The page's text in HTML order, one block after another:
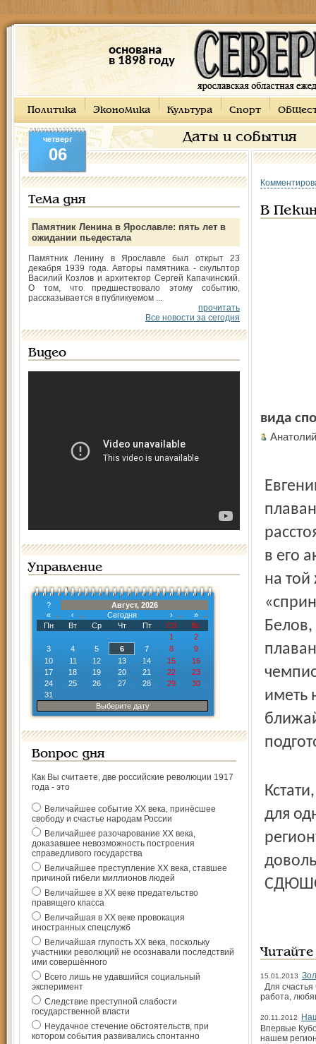
основана
в 1898 году
Политика Экономика Культура Спорт
Даты и события
четверг
06
Тема дня
Памятник Ленина в Ярославле: пять лет в
ожидании пьедестала
Памятник Ленину в Ярославле был открыт 23
декабря 1939 года. Авторы памятника - скульптор
Василий Козлов и архитектор Сергей Капачинский.
О том, что предшествовало этому событию,
рассказывается в публикуемом ...
прочитать
Все новости за сегодня
Видео
Управление
?
Август, 2026
«
‹ Сегодня ›
»
Пн
Вт Ср Чт Пт Сб
Вс
1
2
3
4 5 6 7 8
9
10
11 12 13 14 15
16
17
18 19 20 21 22
23
24
25 26 27 28 29
30
31
Выберите дату
Вопрос дня
Как Вы считаете, две российские революции 1917
года - это
Величайшее событие ХХ века, принёсшее
свободу и счастье народам России
Величайшее разочарование ХХ века,
доказавшее невозможность построения
справедливого государства
Величайшее преступление ХХ века, ставшее
причиной гибели миллионов людей
Величайшее в ХХ веке предательство
правящего класса
Величайшая в ХХ веке провокация
иностранных спецслужб
Величайшая глупость ХХ века, поскольку
участники революций не осознавали последствий
ими совершённого
Всего лишь не удавшийся социальный
эксперимент
Следствие преступной слабости
государственной власти
Неудачное стечение обстоятельств, при
котором события развивались спонтанно
В
вида
в его
на той
иметь
для
15.01.2013
Для
работа,
20.11.2012
Впервые
нашем